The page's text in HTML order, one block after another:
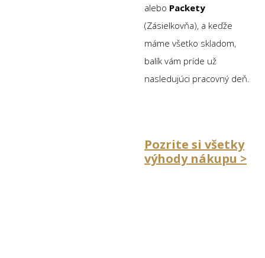
alebo Packety
(Zásielkovňa), a keďže
máme všetko skladom,
balík vám príde už
nasledujúci pracovný deň.
Pozrite si všetky
výhody nákupu >